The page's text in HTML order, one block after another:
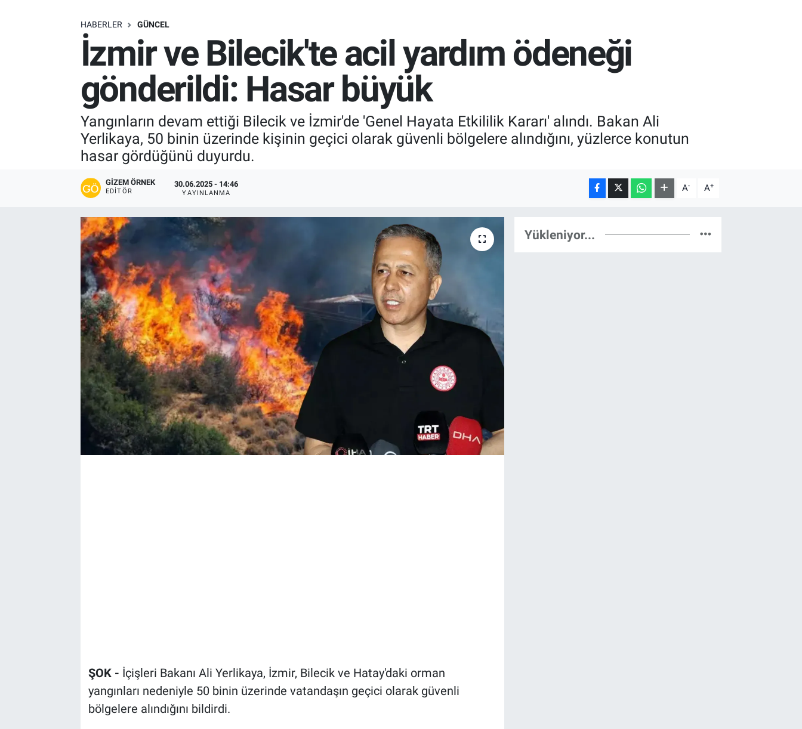
HABERLER GÜNCEL
İzmir ve Bilecik'te acil yardım ödeneği
gönderildi: Hasar büyük
Yangınların devam ettiği Bilecik ve İzmir'de 'Genel Hayata Etkililik Kararı' alındı. Bakan Ali
Yerlikaya, 50 binin üzerinde kişinin geçici olarak güvenli bölgelere alındığını, yüzlerce konutun
hasar gördüğünü duyurdu.
GIZEM ÖRNEK
EDITÖR
30.06.2025 - 14:46
YAYINLANMA A- A+
ŞOK - İçişleri Bakanı Ali Yerlikaya, İzmir, Bilecik ve Hatay'daki orman
yangınları nedeniyle 50 binin üzerinde vatandaşın geçici olarak güvenli
bölgelere alındığını bildirdi.
Yükleniyor...
ÖZEL HABER
RESMİ İLANLAR
Bize ulaşın
İletişim/Künye
Gözden Kaçmasın
İletişim (Künye)